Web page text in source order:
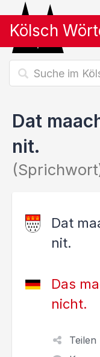
Kölsch
Dat
nit.
Dat
nit.
Das
nicht.
Teilen